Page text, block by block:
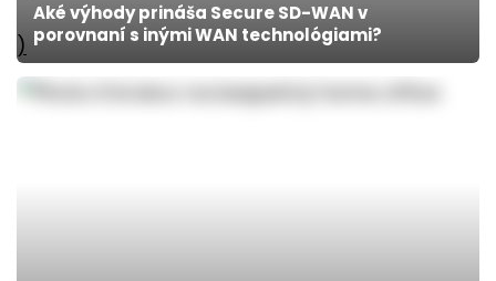
)
Aké výhody prináša Secure SD-WAN v
porovnaní s inými WAN technológiami?